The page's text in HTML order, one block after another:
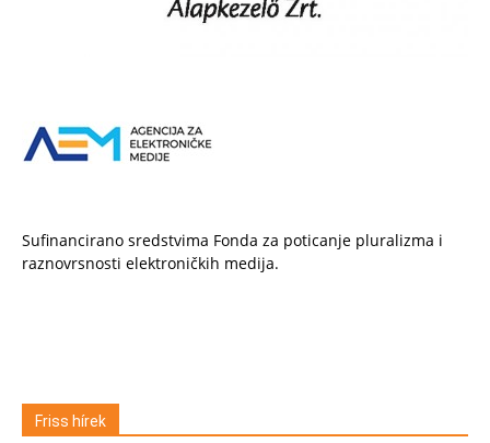
Sufinancirano sredstvima Fonda za poticanje pluralizma i
raznovrsnosti elektroničkih medija.
Friss hírek